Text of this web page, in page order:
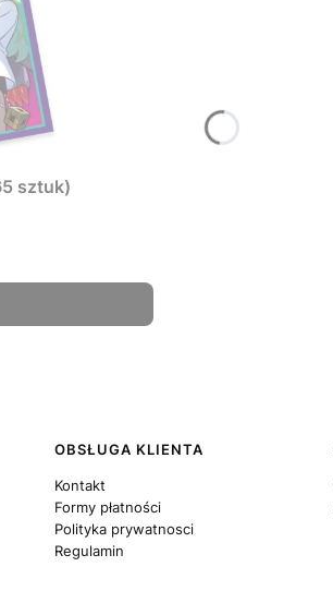
- ETB - (65 sztuk)
OBSŁUGA KLIENTA
Kontakt
Formy płatności
Polityka prywatnosci
Regulamin